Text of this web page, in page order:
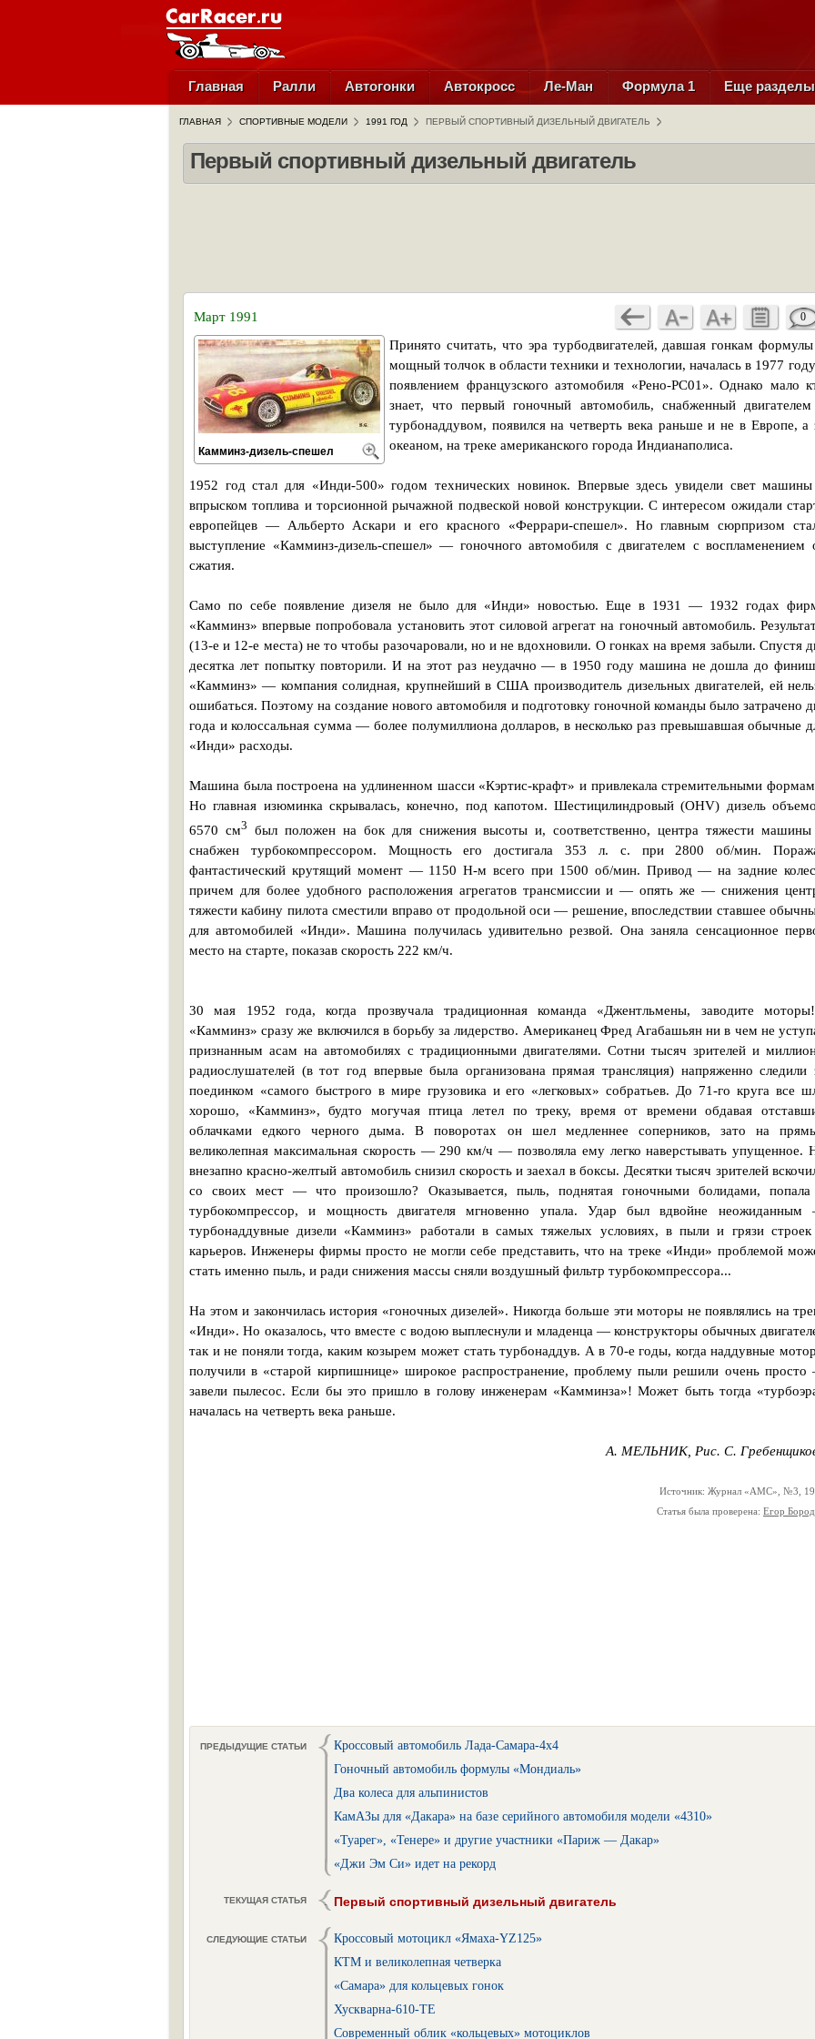
Главная Ралли Автогонки Автокросс Ле-Ман Формула 1 Еще разделы
ГЛАВНАЯ СПОРТИВНЫЕ МОДЕЛИ 1991 ГОД ПЕРВЫЙ СПОРТИВНЫЙ ДИЗЕЛЬНЫЙ ДВИГАТЕЛЬ
Первый спортивный дизельный двигатель
Март 1991 0
Камминз-дизель-спешел
Принято считать, что эра турбодвигателей, давшая гонкам формулы
мощный толчок в области техники и технологии, началась в 1977
появлением французского азтомобиля «Рено-РС01». Однако мало
знает, что первый гоночный автомобиль, снабженный
турбонаддувом, появился на четверть века раньше и не в Европе, а
океаном, на треке американского города Индианаполиса.
1952 год стал для «Инди-500» годом технических новинок. Впервые здесь увидели свет
впрыском топлива и торсионной рычажной подвеской новой конструкции. С интересом ожидали
европейцев — Альберто Аскари и его красного «Феррари-спешел». Но главным сюрпризом
выступление «Камминз-дизель-спешел» — гоночного автомобиля с двигателем с воспламенением
сжатия.
Само по себе появление дизеля не было для «Инди» новостью. Еще в 1931 — 1932 годах
«Камминз» впервые попробовала установить этот силовой агрегат на гоночный автомобиль.
(13-е и 12-е места) не то чтобы разочаровали, но и не вдохновили. О гонках на время забыли. Спустя
десятка лет попытку повторили. И на этот раз неудачно — в 1950 году машина не дошла до
«Камминз» — компания солидная, крупнейший в США производитель дизельных двигателей, ей
ошибаться. Поэтому на создание нового автомобиля и подготовку гоночной команды было затрачено
года и колоссальная сумма — более полумиллиона долларов, в несколько раз превышавшая обычные
«Инди» расходы.
Машина была построена на удлиненном шасси «Кэртис-крафт» и привлекала стремительными
Но главная изюминка скрывалась, конечно, под капотом. Шестицилиндровый (OHV) дизель
6570 см3
был положен на бок для снижения высоты и, соответственно, центра тяжести
снабжен турбокомпрессором. Мощность его достигала 353 л. с. при 2800 об/мин.
фантастический крутящий момент — 1150 Н-м всего при 1500 об/мин. Привод — на задние
причем для более удобного расположения агрегатов трансмиссии и — опять же — снижения
тяжести кабину пилота сместили вправо от продольной оси — решение, впоследствии ставшее
для автомобилей «Инди». Машина получилась удивительно резвой. Она заняла сенсационное
место на старте, показав скорость 222 км/ч.
30 мая 1952 года, когда прозвучала традиционная команда «Джентльмены, заводите
«Камминз» сразу же включился в борьбу за лидерство. Американец Фред Агабашьян ни в чем не
признанным асам на автомобилях с традиционными двигателями. Сотни тысяч зрителей и
радиослушателей (в тот год впервые была организована прямая трансляция) напряженно следили
поединком «самого быстрого в мире грузовика и его «легковых» собратьев. До 71-го круга все
хорошо, «Камминз», будто могучая птица летел по треку, время от времени обдавая
облачками едкого черного дыма. В поворотах он шел медленнее соперников, зато на
великолепная максимальная скорость — 290 км/ч — позволяла ему легко наверстывать упущенное.
внезапно красно-желтый автомобиль снизил скорость и заехал в боксы. Десятки тысяч зрителей
со своих мест — что произошло? Оказывается, пыль, поднятая гоночными болидами,
турбокомпрессор, и мощность двигателя мгновенно упала. Удар был вдвойне
турбонаддувные дизели «Камминз» работали в самых тяжелых условиях, в пыли и грязи
карьеров. Инженеры фирмы просто не могли себе представить, что на треке «Инди» проблемой
стать именно пыль, и ради снижения массы сняли воздушный фильтр турбокомпрессора...
На этом и закончилась история «гоночных дизелей». Никогда больше эти моторы не появлялись на
«Инди». Но оказалось, что вместе с водою выплеснули и младенца — конструкторы обычных
так и не поняли тогда, каким козырем может стать турбонаддув. А в 70-е годы, когда наддувные
получили в «старой кирпишнице» широкое распространение, проблему пыли решили очень
завели пылесос. Если бы это пришло в голову инженерам «Камминза»! Может быть тогда
началась на четверть века раньше.
А. МЕЛЬНИК, Рис. С.
Источник: Журнал «АМС», №3,
Статья была проверена: Егор
ПРЕДЫДУЩИЕ СТАТЬИ
Кроссовый автомобиль Лада-Самара-4х4
Гоночный автомобиль формулы «Мондиаль»
Два колеса для альпинистов
КамАЗы для «Дакара» на базе серийного автомобиля модели «4310»
«Туарег», «Тенере» и другие участники «Париж — Дакар»
«Джи Эм Си» идет на рекорд
ТЕКУЩАЯ СТАТЬЯ Первый спортивный дизельный двигатель
СЛЕДУЮЩИЕ СТАТЬИ
Кроссовый мотоцикл «Ямаха-YZ125»
КТМ и великолепная четверка
«Самара» для кольцевых гонок
Хускварна-610-ТЕ
Современный облик «кольцевых» мотоциклов